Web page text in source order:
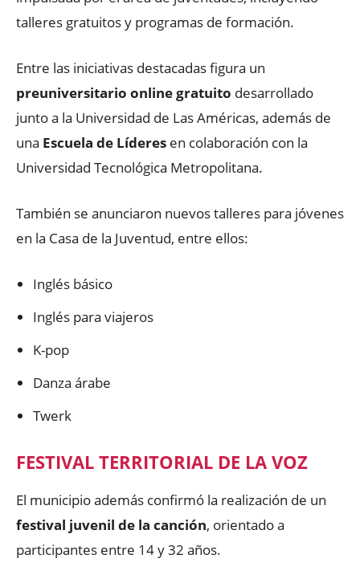
talleres gratuitos y programas de formación.
Entre las iniciativas destacadas figura un
preuniversitario online gratuito desarrollado
junto a la Universidad de Las Américas, además de
una Escuela de Líderes en colaboración con la
Universidad Tecnológica Metropolitana.
También se anunciaron nuevos talleres para jóvenes
en la Casa de la Juventud, entre ellos:
Inglés básico
Inglés para viajeros
K-pop
Danza árabe
Twerk
FESTIVAL TERRITORIAL DE LA VOZ
El municipio además confirmó la realización de un
festival juvenil de la canción, orientado a
participantes entre 14 y 32 años.